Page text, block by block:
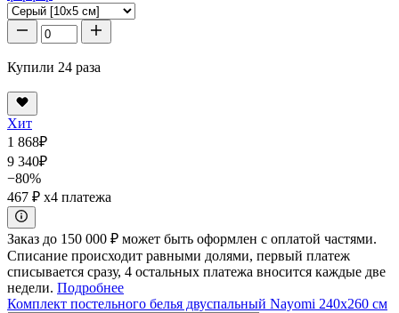
Купили 24 раза
Хит
1 868₽
9 340₽
−80%
467 ₽ x4 платежа
Заказ до 150 000 ₽ может быть оформлен с оплатой частями.
Списание происходит равными долями, первый платеж
списывается сразу, 4 остальных платежа вносится каждые две
недели. Подробнее
Комплект постельного белья двуспальный Nayomi 240x260 см